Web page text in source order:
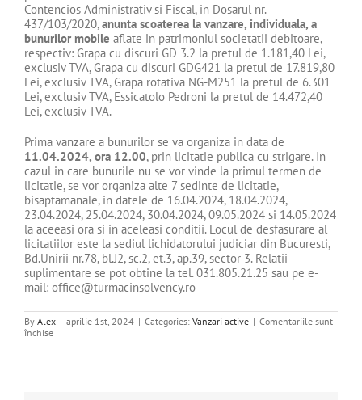
Contencios Administrativ si Fiscal, in Dosarul nr.
437/103/2020,anunta scoaterea la vanzare, individuala, a
bunurilor mobile aflate in patrimoniul societatii debitoare,
respectiv: Grapa cu discuri GD 3.2 la pretul de 1.181,40 Lei,
exclusiv TVA, Grapa cu discuri GDG421 la pretul de 17.819,80
Lei, exclusiv TVA, Grapa rotativa NG-M251 la pretul de 6.301
Lei, exclusiv TVA, Essicatolo Pedroni la pretul de 14.472,40
Lei, exclusiv TVA.
Prima vanzare a bunurilor se va organiza in data de
11.04.2024, ora 12.00, prin licitatie publica cu strigare. In
cazul in care bunurile nu se vor vinde la primul termen de
licitatie, se vor organiza alte 7 sedinte de licitatie,
bisaptamanale, in datele de 16.04.2024, 18.04.2024,
23.04.2024, 25.04.2024, 30.04.2024, 09.05.2024 si 14.05.2024
la aceeasi ora si in aceleasi conditii. Locul de desfasurare al
licitatiilor este la sediul lichidatorului judiciar din Bucuresti,
Bd.Unirii nr.78, bl.J2, sc.2, et.3, ap.39, sector 3. Relatii
suplimentare se pot obtine la tel. 031.805.21.25 sau pe e-
mail: office@turmacinsolvency.ro
By Alex | aprilie 1st, 2024 | Categories: Vanzari active | Comentariile sunt
închisepentru
DE